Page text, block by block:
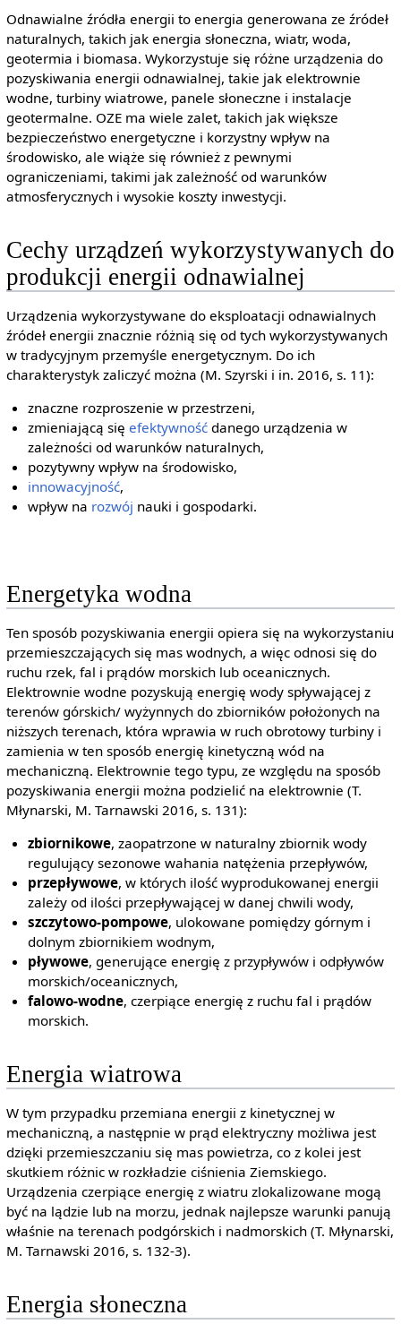
Odnawialne źródła energii to energia generowana ze źródeł
naturalnych, takich jak energia słoneczna, wiatr, woda,
geotermia i biomasa. Wykorzystuje się różne urządzenia do
pozyskiwania energii odnawialnej, takie jak elektrownie
wodne, turbiny wiatrowe, panele słoneczne i instalacje
geotermalne. OZE ma wiele zalet, takich jak większe
bezpieczeństwo energetyczne i korzystny wpływ na
środowisko, ale wiąże się również z pewnymi
ograniczeniami, takimi jak zależność od warunków
atmosferycznych i wysokie koszty inwestycji.
Cechy urządzeń wykorzystywanych do
produkcji energii odnawialnej
Urządzenia wykorzystywane do eksploatacji odnawialnych
źródeł energii znacznie różnią się od tych wykorzystywanych
w tradycyjnym przemyśle energetycznym. Do ich
charakterystyk zaliczyć można (M. Szyrski i in. 2016, s. 11):
znaczne rozproszenie w przestrzeni,
zmieniającą sięefektywność danego urządzenia w
zależności od warunków naturalnych,
pozytywny wpływ na środowisko,
innowacyjność,
wpływ na rozwój nauki i gospodarki.
Energetyka wodna
Ten sposób pozyskiwania energii opiera się na wykorzystaniu
przemieszczających się mas wodnych, a więc odnosi się do
ruchu rzek, fal i prądów morskich lub oceanicznych.
Elektrownie wodne pozyskują energię wody spływającej z
terenów górskich/ wyżynnych do zbiorników położonych na
niższych terenach, która wprawia w ruch obrotowy turbiny i
zamienia w ten sposób energię kinetyczną wód na
mechaniczną. Elektrownie tego typu, ze względu na sposób
pozyskiwania energii można podzielić na elektrownie (T.
Młynarski, M. Tarnawski 2016, s. 131):
zbiornikowe, zaopatrzone w naturalny zbiornik wody
regulujący sezonowe wahania natężenia przepływów,
przepływowe, w których ilość wyprodukowanej energii
zależy od ilości przepływającej w danej chwili wody,
szczytowo-pompowe, ulokowane pomiędzy górnym i
dolnym zbiornikiem wodnym,
pływowe, generujące energię z przypływów i odpływów
morskich/oceanicznych,
falowo-wodne, czerpiące energię z ruchu fal i prądów
morskich.
Energia wiatrowa
W tym przypadku przemiana energii z kinetycznej w
mechaniczną, a następnie w prąd elektryczny możliwa jest
dzięki przemieszczaniu się mas powietrza, co z kolei jest
skutkiem różnic w rozkładzie ciśnienia Ziemskiego.
Urządzenia czerpiące energię z wiatru zlokalizowane mogą
być na lądzie lub na morzu, jednak najlepsze warunki panują
właśnie na terenach podgórskich i nadmorskich (T. Młynarski,
M. Tarnawski 2016, s. 132-3).
Energia słoneczna